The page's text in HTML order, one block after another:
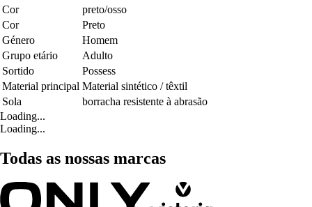
Cor
preto/osso
Cor
Preto
Género
Homem
Grupo etário
Adulto
Sortido
Possess
Material principal Material sintético / têxtil
Sola
borracha resistente à abrasão
Loading...
Loading...
Todas as nossas marcas